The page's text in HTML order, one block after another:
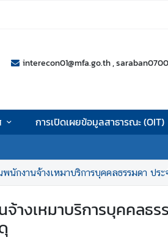
interecon01@mfa.go.th ,
การเปิดเผยข้อมูลสาธารณะ (OIT)
รรมดา ประจำปีงบประมาณ ๒๕๖๙ ตำแหน่ง เจ้าหน้าที่วิเคร
างเหมาบริการบุคคลธร